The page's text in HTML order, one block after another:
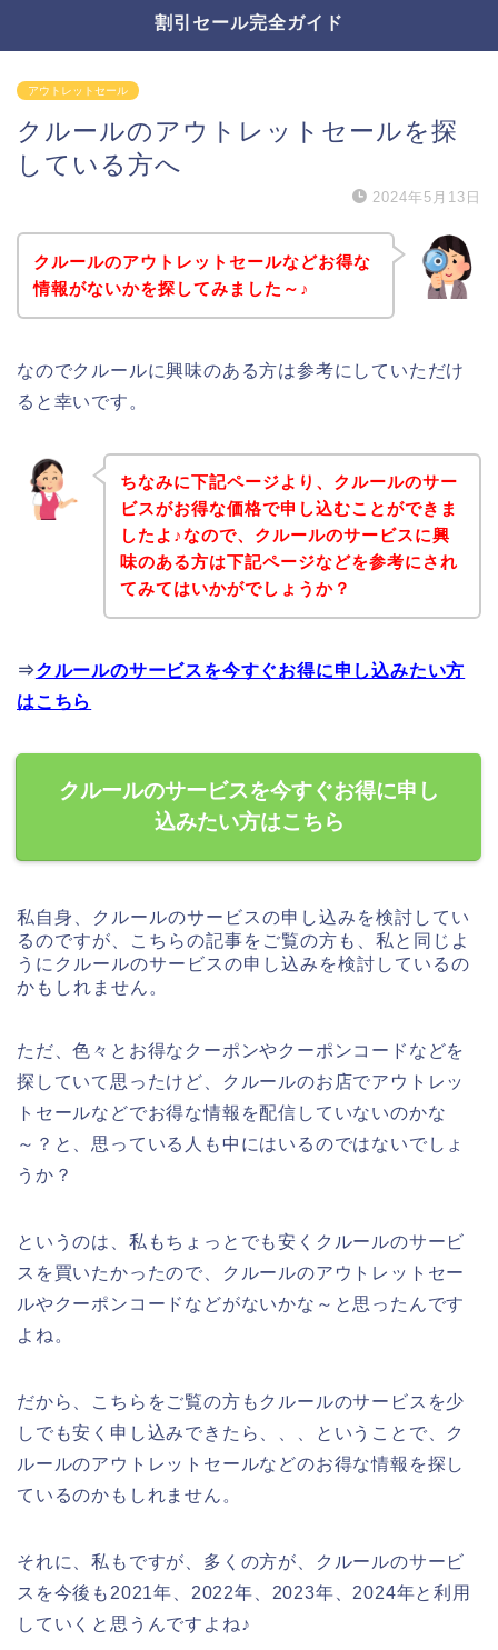
割引セール完全ガイド
アウトレットセール
クルールのアウトレットセールを探
している方へ
2024年5月13日
クルールのアウトレットセールなどお得な
情報がないかを探してみました～♪
なのでクルールに興味のある方は参考にしていただけ
ると幸いです。
ちなみに下記ページより、クルールのサー
ビスがお得な価格で申し込むことができま
したよ♪なので、クルールのサービスに興
味のある方は下記ページなどを参考にされ
てみてはいかがでしょうか？
⇒クルールのサービスを今すぐお得に申し込みたい方
はこちら
クルールのサービスを今すぐお得に申し
込みたい方はこちら
私自身、クルールのサービスの申し込みを検討してい
るのですが、こちらの記事をご覧の方も、私と同じよ
うにクルールのサービスの申し込みを検討しているの
かもしれません。
ただ、色々とお得なクーポンやクーポンコードなどを
探していて思ったけど、クルールのお店でアウトレッ
トセールなどでお得な情報を配信していないのかな
～？と、思っている人も中にはいるのではないでしょ
うか？
というのは、私もちょっとでも安くクルールのサービ
スを買いたかったので、クルールのアウトレットセー
ルやクーポンコードなどがないかな～と思ったんです
よね。
だから、こちらをご覧の方もクルールのサービスを少
しでも安く申し込みできたら、、、ということで、ク
ルールのアウトレットセールなどのお得な情報を探し
ているのかもしれません。
それに、私もですが、多くの方が、クルールのサービ
スを今後も2021年、2022年、2023年、2024年と利用
していくと思うんですよね♪